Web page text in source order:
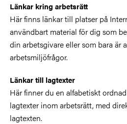
Länkar kring arbetsrätt
Här finns länkar till platser på
användbart material för dig som
din arbetsgivare eller som bara är
arbetsmiljöfrågor.
Länkar till lagtexter
Här finner du en alfabetiskt
lagtexter inom arbetsrätt, med
lagtexten.